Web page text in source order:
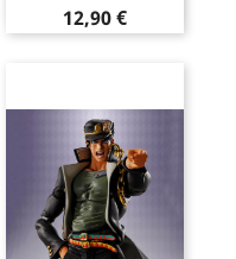
Prix
12,90 €